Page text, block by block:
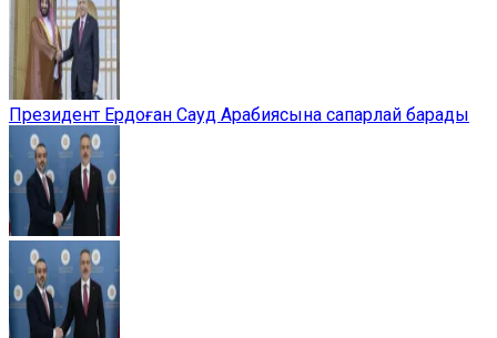
Президент Ердоған Сауд Арабиясына сапарлай барады